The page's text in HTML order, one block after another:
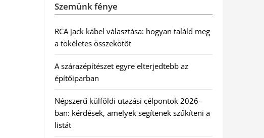
Szemünk fénye
RCA jack kábel választása: hogyan találd meg
a tökéletes összekötőt
A szárazépítészet egyre elterjedtebb az
építőiparban
Népszerű külföldi utazási célpontok 2026-
ban: kérdések, amelyek segítenek szűkíteni a
listát